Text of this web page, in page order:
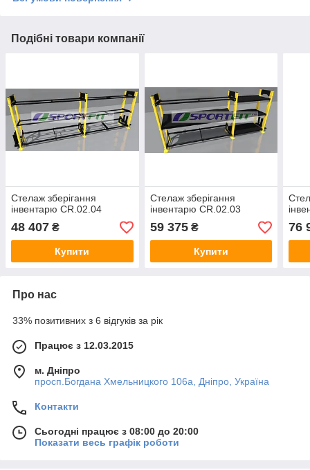
Подібні товари компанії
Стелаж зберігання
інвентарю СR.02.04
48 407 ₴
Купити
Стелаж зберігання
інвентарю СR.02.03
59 375₴
Купити
76
Про нас
33% позитивних з 6 відгуків за рік
Працює з 12.03.2015
м. Дніпро
просп.Богдана Хмельницкого 106а, Дніпро, Україна
Контакти
Сьогодні працює з 08:00 до 20:00
Показати весь графік роботи